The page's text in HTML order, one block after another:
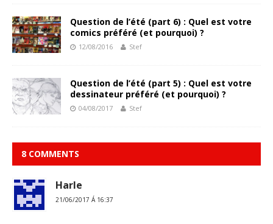
Question de l’été (part 6) : Quel est votre
comics préféré (et pourquoi) ?
12/08/2016 Stef
Question de l’été (part 5) : Quel est votre
dessinateur préféré (et pourquoi) ?
04/08/2017 Stef
8 COMMENTS
Harle
21/06/2017 Á 16:37